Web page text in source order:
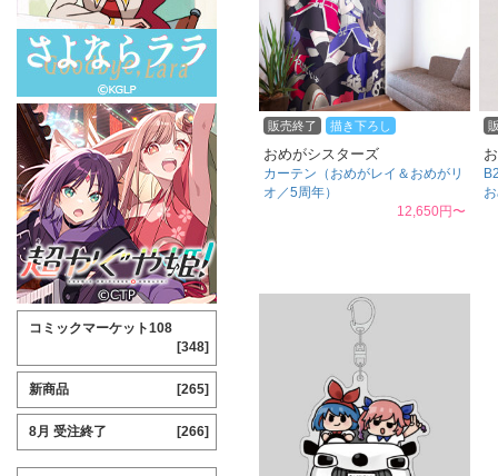
販売終了 描き下ろし
おめがシスターズ
カーテン（おめがレイ＆おめがリ
オ／5周年）
12,650円〜
コミックマーケット108
[348]
新商品 [265]
8月 受注終了 [266]